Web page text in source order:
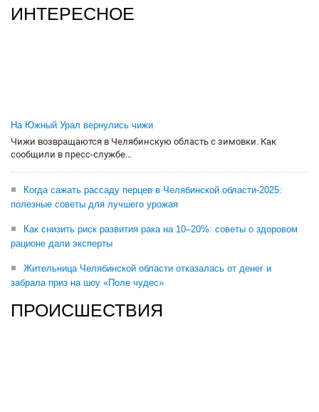
ИНТЕРЕСНОЕ
На Южный Урал вернулись чижи
Чижи возвращаются в Челябинскую область с зимовки. Как
сообщили в пресс-службе...
Когда сажать рассаду перцев в Челябинской области-2025:
полезные советы для лучшего урожая
Как снизить риск развития рака на 10–20%: советы о здоровом
рационе дали эксперты
Жительница Челябинской области отказалась от денег и
забрала приз на шоу «Поле чудес»
ПРОИСШЕСТВИЯ